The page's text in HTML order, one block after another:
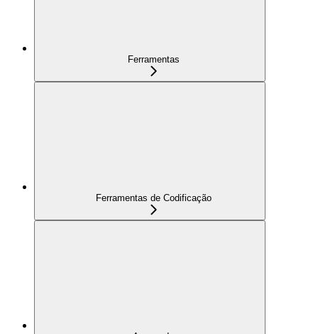
Ferramentas
Ferramentas de Codificação